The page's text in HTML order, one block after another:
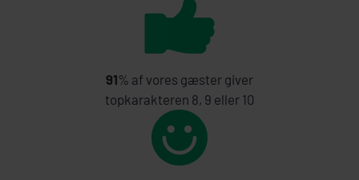
91% af vores gæster giver
topkarakteren 8, 9 eller 10